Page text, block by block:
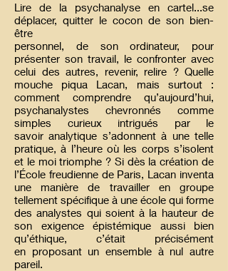
Lire de la psychanalyse en cartel...se
déplacer, quitter le cocon de son bien-
être
personnel, de son ordinateur, pour
présenter son travail, le confronter avec
celui des autres, revenir, relire ? Quelle
mouche piqua Lacan, mais surtout :
comment comprendre qu’aujourd’hui,
psychanalystes chevronnés comme
simples curieux intrigués par le
savoiranalytique s’adonnent à une telle
pratique, à l’heure où les corps s’isolent
et le moitriomphe ? Si dès la création de
l’École freudienne de Paris, Lacan inventa
une manièrede travailler en groupe
tellement spécifique à une école qui forme
des analystes qui soientà la hauteur de
son exigence épistémique aussi bien
qu’éthique, c’était précisément
en proposant un ensemble à nul autre
pareil.